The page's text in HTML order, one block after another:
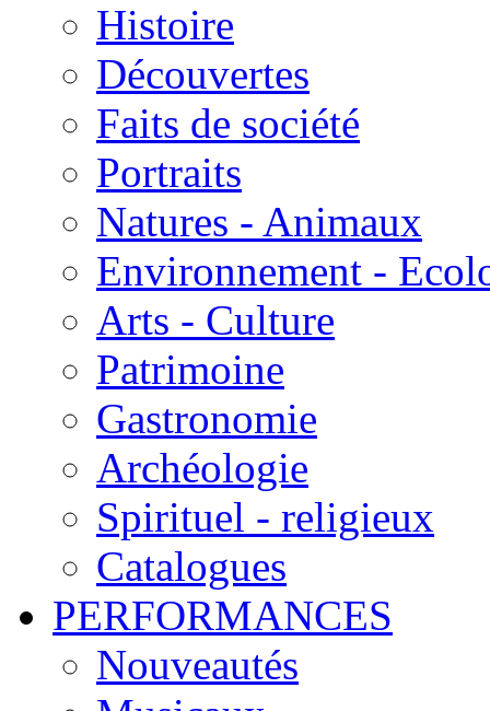
Histoire
Découvertes
Faits de société
Portraits
Natures - Animaux
Environnement -
Arts - Culture
Patrimoine
Gastronomie
Archéologie
Spirituel - religieux
Catalogues
PERFORMANCES
Nouveautés